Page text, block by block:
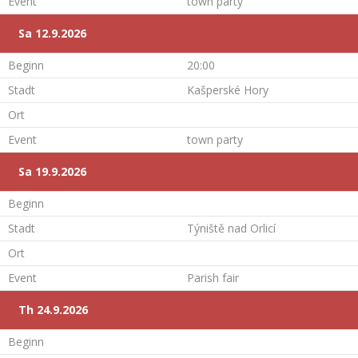
Sa 12.9.2026
Beginn
20:00
Stadt
Kašperské Hory
Ort
Event
town party
Sa 19.9.2026
Beginn
Stadt
Týniště nad Orlicí
Ort
Event
Parish fair
Th 24.9.2026
Beginn